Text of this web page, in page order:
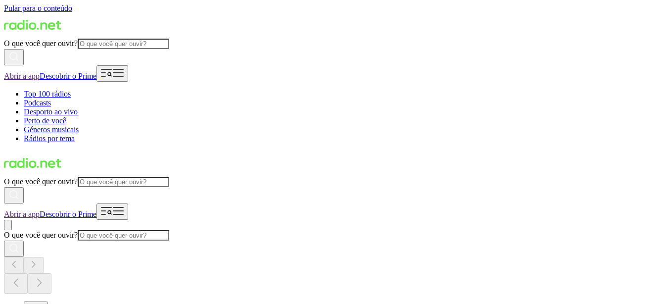
Pular para o conteúdo
O que você quer ouvir?
Abrir a appDescobrir o Prime
Top 100 rádios
Podcasts
Desporto ao vivo
Perto de você
Géneros musicais
Rádios por tema
O que você quer ouvir?
Abrir a appDescobrir o Prime
O que você quer ouvir?